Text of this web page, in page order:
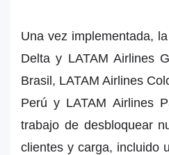
Una vez implementada,
Delta y LATAM Airlines
Brasil, LATAM Airlines
Perú y LATAM Airlines
trabajo de desbloquear
clientes y carga, incluido